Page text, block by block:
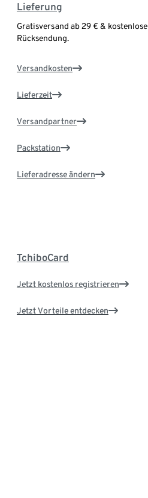
Lieferung
Gratisversand ab 29 € & kostenlose
Rücksendung.
Versandkosten
Lieferzeit
Versandpartner
Packstation
Lieferadresse ändern
TchiboCard
Jetzt kostenlos registrieren
Jetzt Vorteile entdecken